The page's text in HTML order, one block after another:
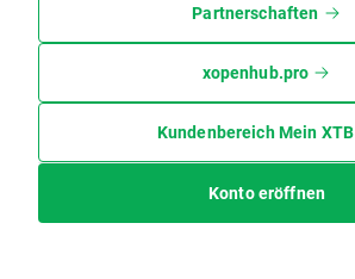
Partnerschaften
xopenhub.pro
Kundenbereich Mein XTB
Konto eröffnen